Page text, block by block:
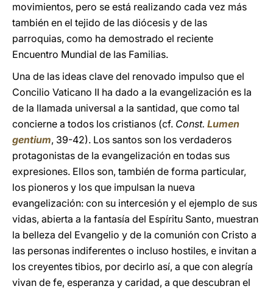
movimientos, pero se está realizando cada vez más
también en el tejido de las diócesis y de las
parroquias, como ha demostrado el reciente
Encuentro Mundial de las Familias.
Una de las ideas clave del renovado impulso que el
Concilio Vaticano II ha dado a la evangelización es la
de la llamada universal a la santidad, que como tal
concierne a todos los cristianos (cf. Const. Lumen
gentium, 39-42). Los santos son los verdaderos
protagonistas de la evangelización en todas sus
expresiones. Ellos son, también de forma particular,
los pioneros y los que impulsan la nueva
evangelización: con su intercesión y el ejemplo de sus
vidas, abierta a la fantasía del Espíritu Santo, muestran
la belleza del Evangelio y de la comunión con Cristo a
las personas indiferentes o incluso hostiles, e invitan a
los creyentes tibios, por decirlo así, a que con alegría
vivan de fe, esperanza y caridad, a que descubran el